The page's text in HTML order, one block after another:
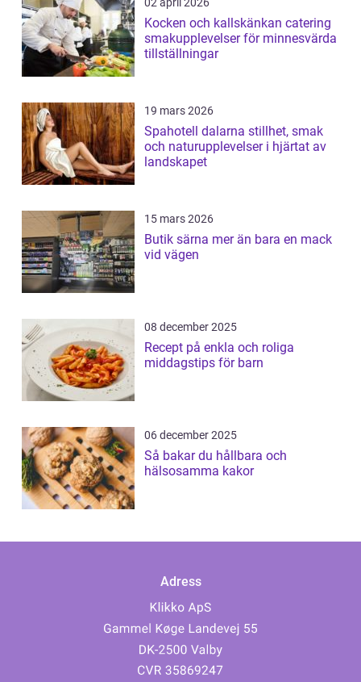
Kocken och kallskänkan catering
smakupplevelser för minnesvärda
tillställningar
19 mars 2026
Spahotell dalarna stillhet, smak
och naturupplevelser i hjärtat av
landskapet
15 mars 2026
Butik särna mer än bara en mack
vid vägen
08 december 2025
Recept på enkla och roliga
middagstips för barn
06 december 2025
Så bakar du hållbara och
hälsosamma kakor
Adress